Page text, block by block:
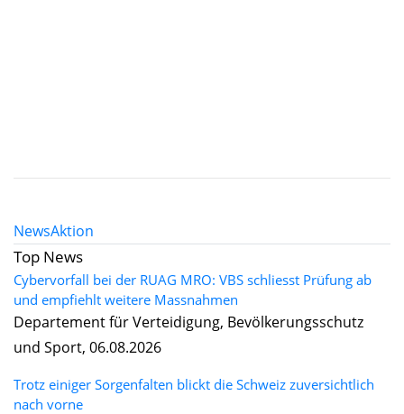
NewsAktion
Top News
Cybervorfall bei der RUAG MRO: VBS schliesst Prüfung ab
und empfiehlt weitere Massnahmen
Departement für Verteidigung, Bevölkerungsschutz
und Sport, 06.08.2026
Trotz einiger Sorgenfalten blickt die Schweiz zuversichtlich
nach vorne